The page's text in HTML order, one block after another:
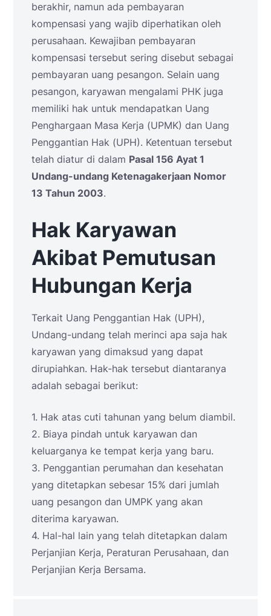
berakhir, namun ada pembayaran
kompensasi yang wajib diperhatikan oleh
perusahaan. Kewajiban pembayaran
kompensasi tersebut sering disebut sebagai
pembayaran uang pesangon. Selain uang
pesangon, karyawan mengalami PHK juga
memiliki hak untuk mendapatkan Uang
Penghargaan Masa Kerja (UPMK) dan Uang
Penggantian Hak (UPH). Ketentuan tersebut
telah diatur di dalam Pasal 156 Ayat 1
Undang-undang Ketenagakerjaan Nomor
13 Tahun 2003.
Hak Karyawan
Akibat Pemutusan
Hubungan Kerja
Terkait Uang Penggantian Hak (UPH),
Undang-undang telah merinci apa saja hak
karyawan yang dimaksud yang dapat
dirupiahkan. Hak-hak tersebut diantaranya
adalah sebagai berikut:
1. Hak atas cuti tahunan yang belum diambil.
2. Biaya pindah untuk karyawan dan
keluarganya ke tempat kerja yang baru.
3. Penggantian perumahan dan kesehatan
yang ditetapkan sebesar 15% dari jumlah
uang pesangon dan UMPK yang akan
diterima karyawan.
4. Hal-hal lain yang telah ditetapkan dalam
Perjanjian Kerja, Peraturan Perusahaan, dan
Perjanjian Kerja Bersama.